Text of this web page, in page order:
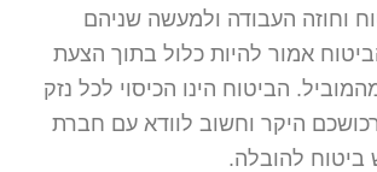
וחוזה העבודה ולמעשה שניהם
אמור להיות כלול בתוך הצעת
הביטוח הינו הכיסוי לכל נזק
היקר וחשוב לוודא עם חברת
ביטוח להובלה.